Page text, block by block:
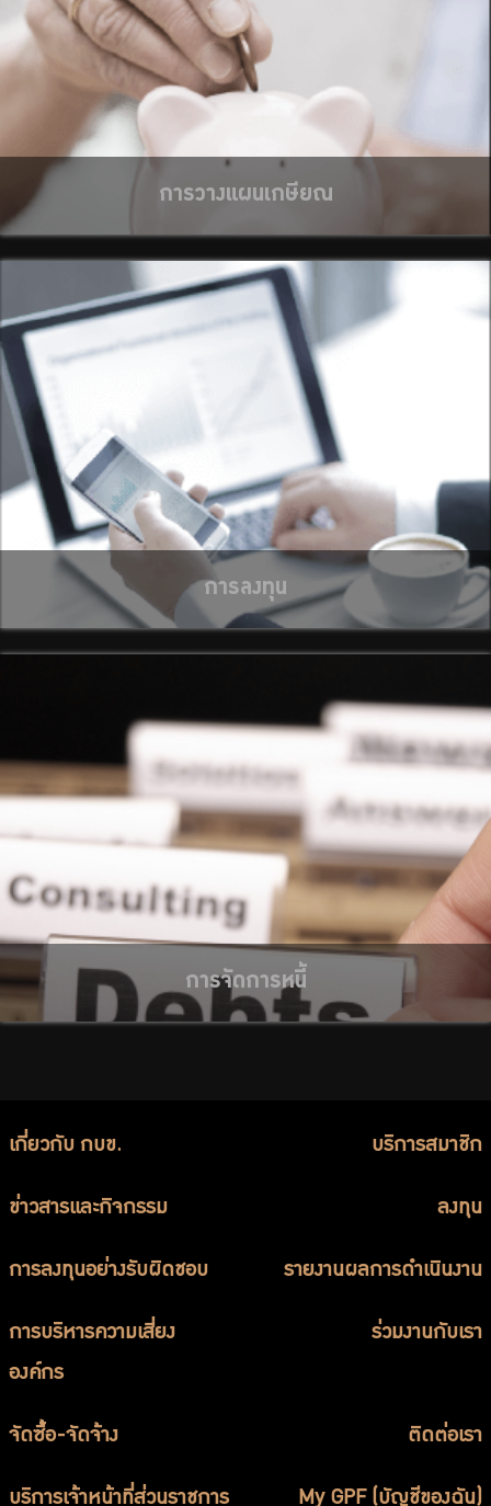
การวางแผนเกษียณ
การลงทุน
การจัดการหนี้
เกี่ยวกับ กบข. บริการสมาชิก
ข่าวสารและกิจกรรม ลงทุน
การลงทุนอย่างรับผิดชอบ รายงานผลการดำเนินงาน
การบริหารความเสี่ยง
องค์กร
ร่วมงานกับเรา
จัดซื้อ-จัดจ้าง ติดต่อเรา
บริการเจ้าหน้าที่ส่วนราชการ My GPF (บัญชีของฉัน)